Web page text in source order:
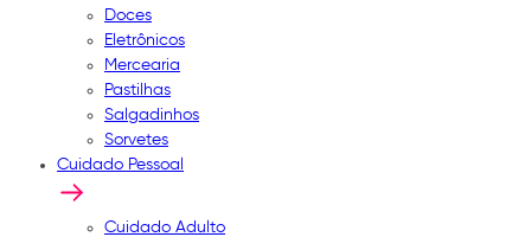
Doces
Eletrônicos
Mercearia
Pastilhas
Salgadinhos
Sorvetes
Cuidado Pessoal
Cuidado Adulto